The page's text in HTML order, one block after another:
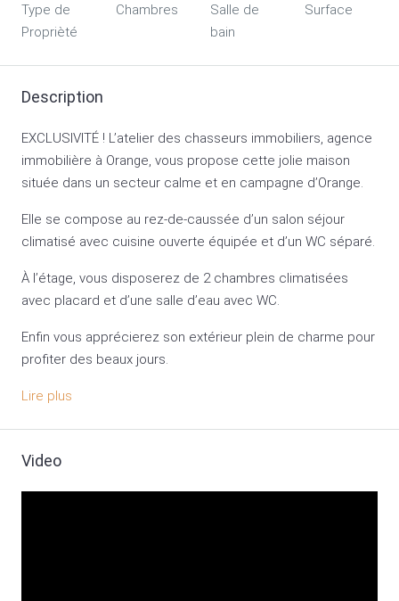
Type de
Proprièté
Chambres
Salle de
bain
Surface
Description
EXCLUSIVITÉ ! L’atelier des chasseurs immobiliers, agence
immobilière à Orange, vous propose cette jolie maison
située dans un secteur calme et en campagne d’Orange.
Elle se compose au rez-de-caussée d’un salon séjour
climatisé avec cuisine ouverte équipée et d’un WC séparé.
À l’étage, vous disposerez de 2 chambres climatisées
avec placard et d’une salle d’eau avec WC.
Enfin vous apprécierez son extérieur plein de charme pour
profiter des beaux jours.
Lire plus
Video